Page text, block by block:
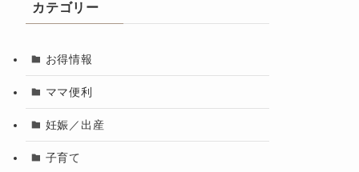
カテゴリー
お得情報
ママ便利
妊娠／出産
子育て